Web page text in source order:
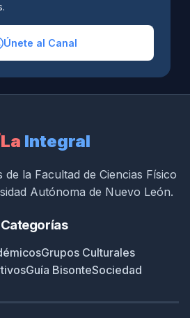
Únete al Canal
La Integral
la Facultad de Ciencias Físico
Autónoma de Nuevo León.
Categorías
Grupos Culturales
Guía BisonteSociedad